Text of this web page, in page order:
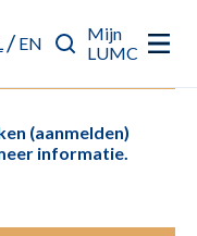
/ EN
Mijn
LUMC
(aanmelden)
informatie.